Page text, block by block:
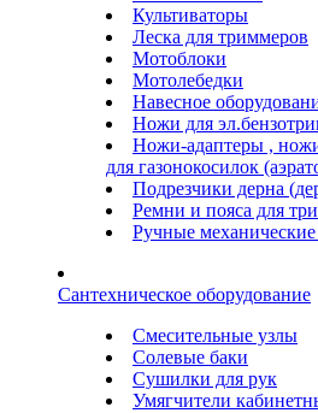
Культиваторы
Леска для триммеров
Мотоблоки
Мотолебедки
Навесное
Ножи для
Ножи-адаптеры ,
для газонокосилок
Подрезчики дерна
Ремни и пояса для
Ручные механические
Сантехническое оборудование
Смесительные узлы
Солевые баки
Сушилки для рук
Умягчители